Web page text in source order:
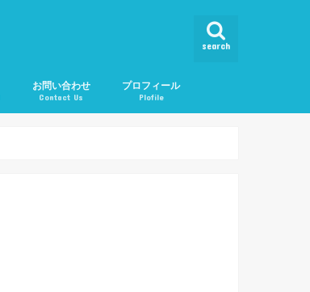
search
お問い合わせ
Contact Us
プロフィール
Plofile